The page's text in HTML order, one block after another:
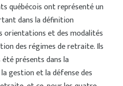
québécois ont représenté un
dans la définition
orientations et des modalités
des régimes de retraite. Ils
présents dans la
gestion et la défense des